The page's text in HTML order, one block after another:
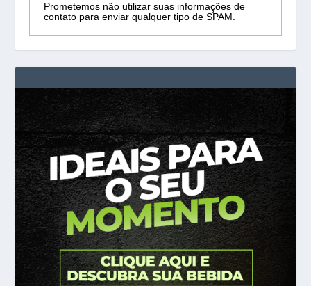
Prometemos não utilizar suas informações de
contato para enviar qualquer tipo de SPAM.